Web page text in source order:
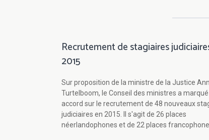
Recrutement de stagiaires
2015
Sur proposition de la ministre de la Justice
Turtelboom, le Conseil des ministres a
accord sur le recrutement de 48 nouveaux
judiciaires en 2015. Il s'agit de 26 places
néerlandophones et de 22 places